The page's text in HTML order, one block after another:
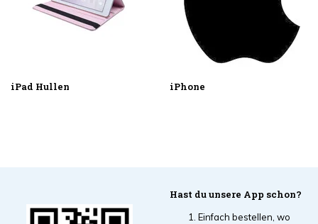
iPad Hullen iPhone
Hast du unsere App schon?
Einfach bestellen, wo